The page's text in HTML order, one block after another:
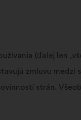
(ďalej len
zmluvu
strán.